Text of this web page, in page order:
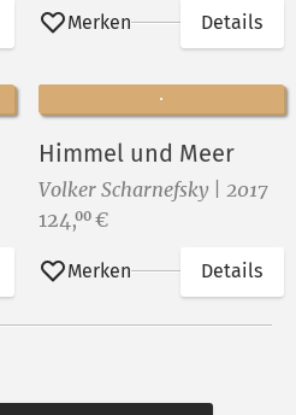
Merken Details
Himmel und Meer
Volker Scharnefsky | 2017
Preis:
124,00 €
Merken Details